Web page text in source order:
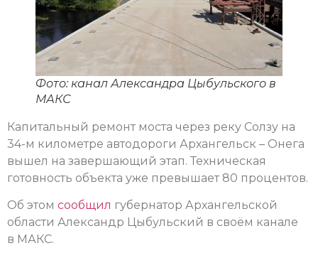
Фото: канал Александра Цыбульского в
МАКС
Капитальный ремонт моста через реку Солзу на
34-м километре автодороги Архангельск – Онега
вышел на завершающий этап. Техническая
готовность объекта уже превышает 80 процентов.
Об этом сообщил губернатор Архангельской
области Александр Цыбульский в своём канале
в МАКС.